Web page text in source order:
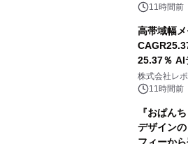
11時間前
高帯域幅メ
25.37％ AI
拡大が
株式会社レ
11時間前
『おぱん
デザイン